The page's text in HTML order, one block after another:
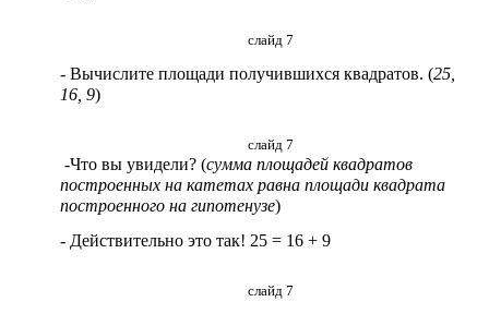
слайд 7
- Вычислите площади получившихся квадратов. (25,
16, 9)
слайд 7
-Что вы увидели? (сумма площадей квадратов
построенных на катетах равна площади квадрата
построенного на гипотенузе)
- Действительно это так! 25 = 16 + 9
слайд 7